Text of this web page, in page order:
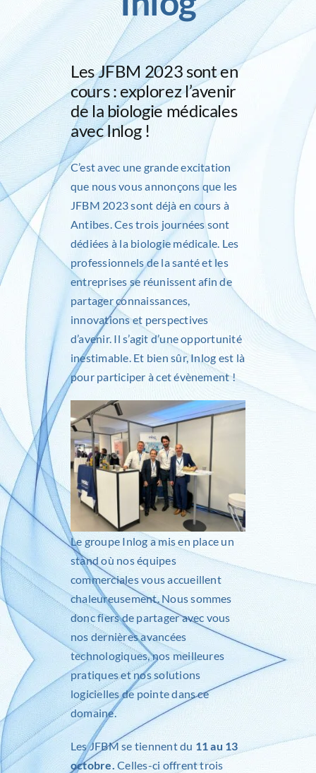
Inlog recrute
Contact
Les JFBM 2023 sont en
cours : explorez l’avenir
de la biologie médicales
avec Inlog !
C’est avec une grande excitation
que nous vous annonçons que les
JFBM 2023 sont déjà en cours à
Antibes. Ces trois journées sont
dédiées à la biologie médicale. Les
professionnels de la santé et les
entreprises se réunissent afin de
partager connaissances,
innovations et perspectives
d’avenir. Il s’agit d’une opportunité
inestimable. Et bien sûr, Inlog est là
pour participer à cet évènement !
Le groupe Inloga mis en place un
stand où nos équipes
commerciales vous accueillent
chaleureusement. Nous sommes
donc fiers de partager avec vous
nos dernières avancées
technologiques, nos meilleures
pratiques et nos solutions
logicielles de pointe dans ce
domaine.
Les JFBM se tiennent du 11 au 13
octobre.Celles-ci offrent trois